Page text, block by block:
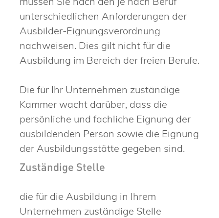
unterschiedlichen Anforderungen der
Ausbilder-Eignungsverordnung
nachweisen. Dies gilt nicht für die
Ausbildung im Bereich der freien Berufe.
Die für Ihr Unternehmen zuständige
Kammer wacht darüber, dass die
persönliche und fachliche Eignung der
ausbildenden Person sowie die Eignung
der Ausbildungsstätte gegeben sind.
Zuständige Stelle
die für die Ausbildung in Ihrem
Unternehmen zuständige Stelle